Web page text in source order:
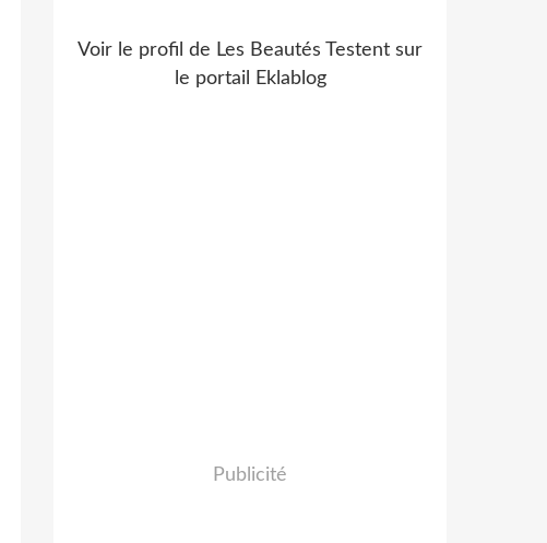
Voir le profil de Les Beautés Testent sur
le portail Eklablog
Publicité